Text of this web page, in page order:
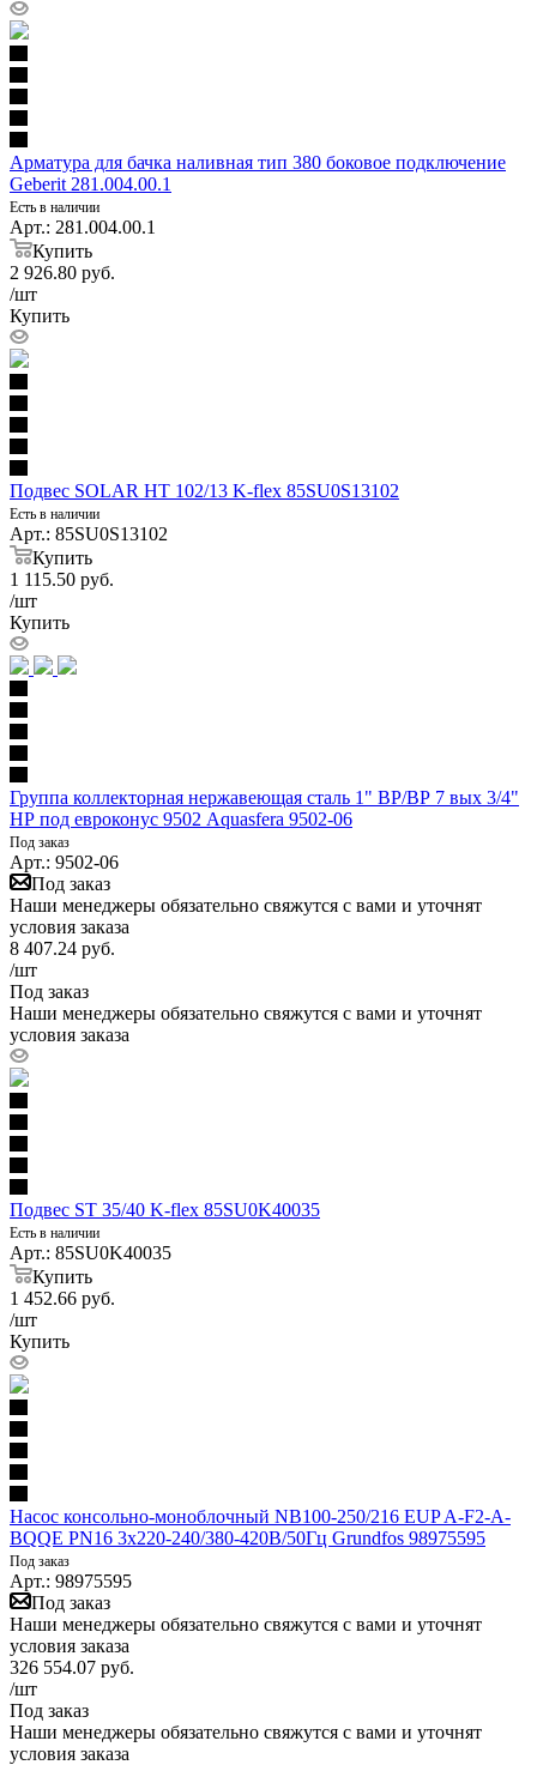
Арматура для бачка наливная тип 380 боковое подключение
Geberit 281.004.00.1
Есть в наличии
Арт.: 281.004.00.1
Купить
2 926.80 руб.
/шт
Купить
Подвес SOLAR HT 102/13 K-flex 85SU0S13102
Есть в наличии
Арт.: 85SU0S13102
Купить
1 115.50 руб.
/шт
Купить
Группа коллекторная нержавеющая сталь 1" ВР/ВР 7 вых 3/4"
НР под евроконус 9502 Aquasfera 9502-06
Под заказ
Арт.: 9502-06
Под заказ
Наши менеджеры обязательно свяжутся с вами и уточнят
условия заказа
8 407.24 руб.
/шт
Под заказ
Наши менеджеры обязательно свяжутся с вами и уточнят
условия заказа
Подвес ST 35/40 K-flex 85SU0K40035
Есть в наличии
Арт.: 85SU0K40035
Купить
1 452.66 руб.
/шт
Купить
Насос консольно-моноблочный NB100-250/216 EUP A-F2-A-
BQQE PN16 3х220-240/380-420В/50Гц Grundfos 98975595
Под заказ
Арт.: 98975595
Под заказ
Наши менеджеры обязательно свяжутся с вами и уточнят
условия заказа
326 554.07 руб.
/шт
Под заказ
Наши менеджеры обязательно свяжутся с вами и уточнят
условия заказа